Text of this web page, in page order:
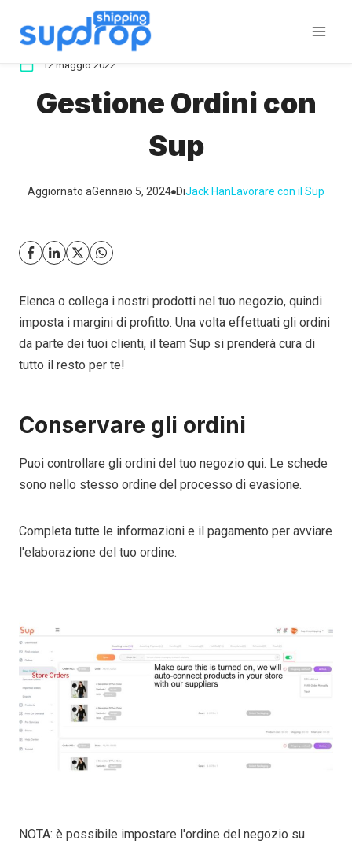
12 maggio 2022
Gestione Ordini con
Sup
Aggiornato aGennaio 5, 2024 DiJack HanLavorare con il Sup
Elenca o collega i nostri prodotti nel tuo negozio, quindi
imposta i margini di profitto. Una volta effettuati gli ordini
da parte dei tuoi clienti, il team Sup si prenderà cura di
tutto il resto per te!
Conservare gli ordini
Puoi controllare gli ordini del tuo negozio qui. Le schede
sono nello stesso ordine del processo di evasione.
Completa tutte le informazioni e il pagamento per avviare
l'elaborazione del tuo ordine.
NOTA: è possibile impostare l'ordine del negozio su